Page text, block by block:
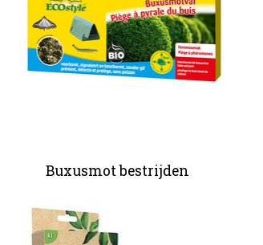
Buxusmot bestrijden